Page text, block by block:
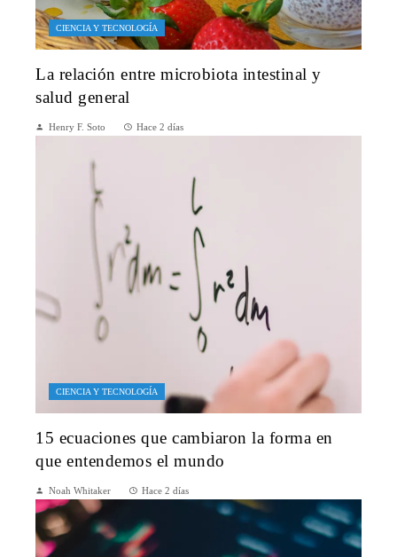
CIENCIA Y TECNOLOGÍA
La relación entre microbiota intestinal y
salud general
Henry F. Soto Hace 2 días
CIENCIA Y TECNOLOGÍA
15 ecuaciones que cambiaron la forma en
que entendemos el mundo
Noah Whitaker Hace 2 días